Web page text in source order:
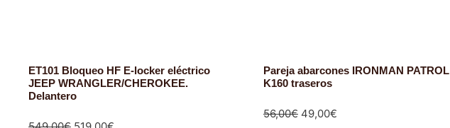
ET101 Bloqueo HF E-locker eléctrico
JEEP WRANGLER/CHEROKEE.
Delantero
Pareja abarcones IRONMAN PATROL
K160 traseros
56,00€ El
49,00€